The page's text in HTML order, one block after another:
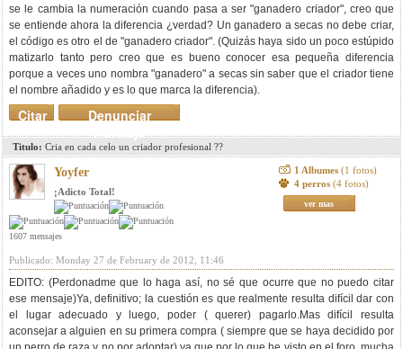
se le cambia la numeración cuando pasa a ser "ganadero criador", creo que
se entiende ahora la diferencia ¿verdad? Un ganadero a secas no debe criar,
el código es otro el de "ganadero criador". (Quizás haya sido un poco estúpido
matizarlo tanto pero creo que es bueno conocer esa pequeña diferencia
porque a veces uno nombra "ganadero" a secas sin saber que el criador tiene
el nombre añadido y es lo que marca la diferencia).
Denunciar
mensaje
Citar
Titulo: Cria en cada celo un criador profesional ??
Yoyfer
¡Adicto Total!
1607 mensajes
1 Albumes (1 fotos)
4 perros (4 fotos)
ver mas
Publicado: Monday 27 de February de 2012, 11:46
EDITO: (Perdonadme que lo haga así, no sé que ocurre que no puedo citar
ese mensaje)Ya, definitivo; la cuestión es que realmente resulta difícil dar con
el lugar adecuado y luego, poder ( querer) pagarlo.Mas difícil resulta
aconsejar a alguien en su primera compra ( siempre que se haya decidido por